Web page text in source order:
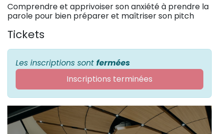
Comprendre et apprivoiser son anxiété à prendre la
parole pour bien préparer et maîtriser son pitch
Tickets
Les inscriptions sont fermées
Inscriptions terminées